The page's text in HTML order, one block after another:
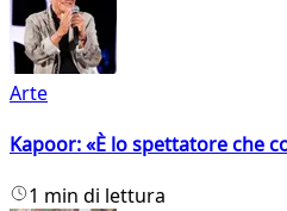
Arte
Kapoor: «È lo spettatore che
1 min di lettura